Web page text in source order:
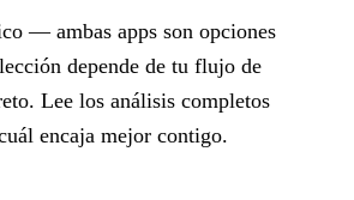
— ambas apps son opciones
depende de tu flujo de
Lee los análisis completos
encaja mejor contigo.